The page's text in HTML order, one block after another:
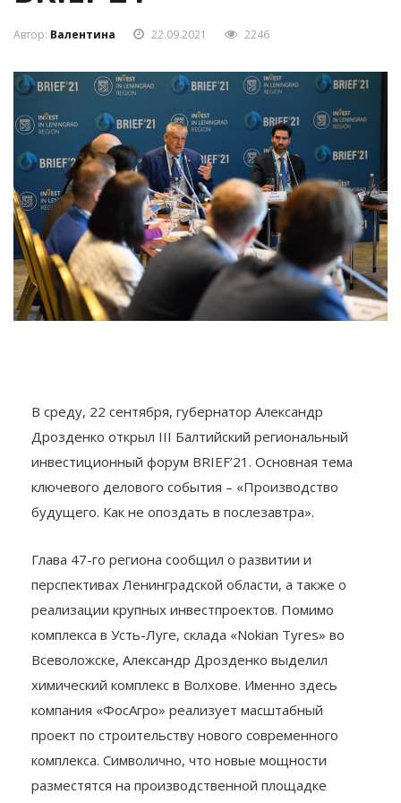
Автор: Валентина 22.09.2021 2246
В среду, 22 сентября, губернатор Александр
Дрозденко открыл III Балтийский региональный
инвестиционный форум BRIEF’21. Основная тема
ключевого делового события – «Производство
будущего. Как не опоздать в послезавтра».
Глава 47-го региона сообщил о развитии и
перспективах Ленинградской области, а также о
реализации крупных инвестпроектов. Помимо
комплекса в Усть-Луге, склада «Nokian Tyres» во
Всеволожске, Александр Дрозденко выделил
химический комплекс в Волхове. Именно здесь
компания «ФосАгро» реализует масштабный
проект по строительству нового современного
комплекса. Символично, что новые мощности
разместятся на производственной площадке